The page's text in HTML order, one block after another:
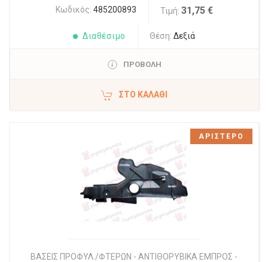
Κωδικός: 485200893 Τιμή: 31,75 €
Διαθέσιμο Θέση: Δεξιά
ΠΡΟΒΟΛΗ
ΣΤΟ ΚΑΛΆΘΙ
ΒΑΣΕΙΣ ΠΡΟΦΥΛ./ΦΤΕΡΩΝ - ΑΝΤΙΘΟΡΥΒΙΚΑ ΕΜΠΡΟΣ -
ΑΡΙΣΤΕΡΟ